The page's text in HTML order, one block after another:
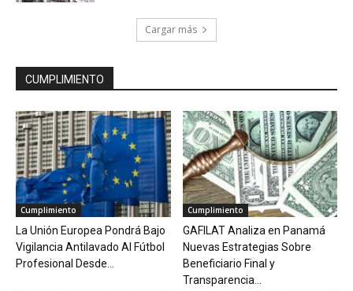
Cargar más
CUMPLIMIENTO
Cumplimiento
La Unión Europea Pondrá Bajo
Vigilancia Antilavado Al Fútbol
Profesional Desde...
Cumplimiento
GAFILAT Analiza en Panamá
Nuevas Estrategias Sobre
Beneficiario Final y
Transparencia...